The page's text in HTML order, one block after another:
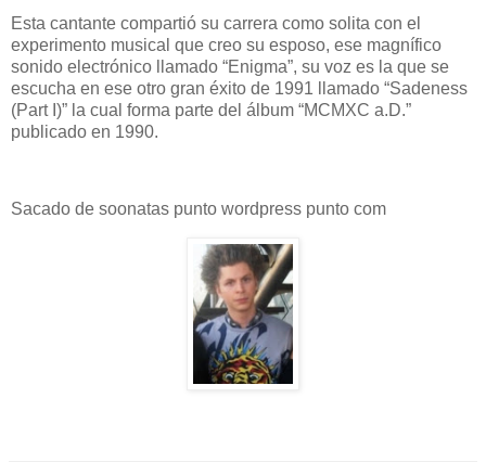
Esta cantante compartió su carrera como solita con el
experimento musical que creo su esposo, ese magnífico
sonido electrónico llamado “Enigma”, su voz es la que se
escucha en ese otro gran éxito de 1991 llamado “Sadeness
(Part I)” la cual forma parte del álbum “MCMXC a.D.”
publicado en 1990.
Sacado de soonatas punto wordpress punto com